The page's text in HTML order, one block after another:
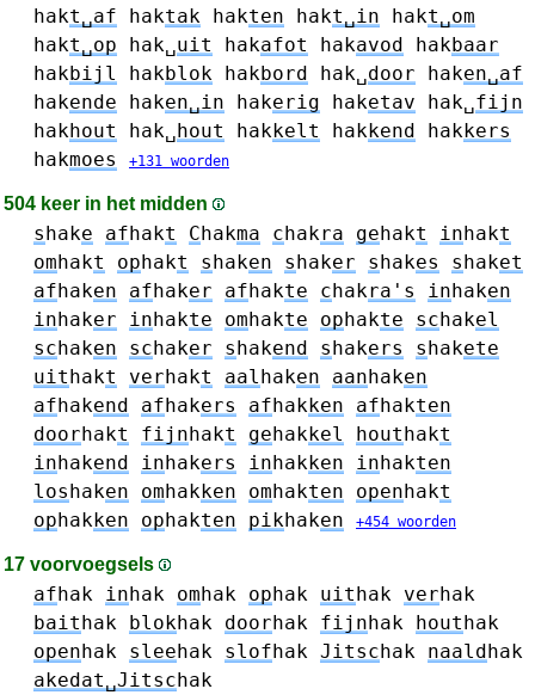
hakt␣af haktak hakten hakt␣in hakt␣om
hakt␣op hak␣uit hakafot hakavod hakbaar
hakbijl hakblok hakbord hak␣door haken␣af
hakende haken␣in hakerig haketav hak␣fijn
hakhout hak␣hout hakkelt hakkend hakkers
hakmoes +131 woorden
504 keer in het midden
shake afhakt Chakma chakra gehakt inhakt
omhakt ophakt shaken shaker shakes shaket
afhaken afhaker afhakte chakra's inhaken
inhaker inhakte omhakte ophakte schakel
schaken schaker shakend shakers shakete
uithakt verhakt aalhaken aanhaken
afhakend afhakers afhakken afhakten
doorhakt fijnhakt gehakkel houthakt
inhakend inhakers inhakken inhakten
loshaken omhakken omhakten openhakt
ophakken ophakten pikhaken +454 woorden
17 voorvoegsels
afhak inhak omhak ophak uithak verhak
baithak blokhak doorhak fijnhak houthak
openhak sleehak slofhak Jitschak naaldhak
akedat␣Jitschak